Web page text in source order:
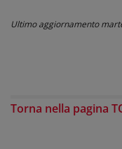
Ultimo aggiornamento
Torna nella pagina